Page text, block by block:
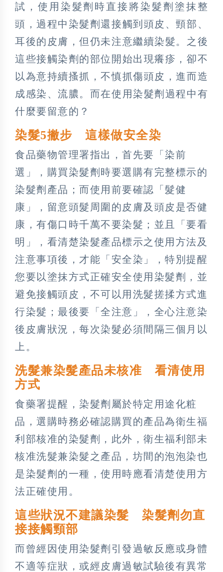
試，使用染髮劑時直接將染髮劑塗抹整
頭，過程中染髮劑還接觸到頭皮、頸部、
耳後的皮膚，但仍未注意繼續染髮。之後
這些接觸染劑的部位開始出現癢疹，卻不
以為意持續搔抓，不慎抓傷頭皮，進而造
成感染、流膿。而在使用染髮劑過程中有
什麼要留意的？
染髮5撇步 這樣做安全染
食品藥物管理署指出，首先要「染前
選」，購買染髮劑時要選購有完整標示的
染髮劑產品；而使用前要確認「髮健
康」，留意頭髮周圍的皮膚及頭皮是否健
康，有傷口時千萬不要染髮；並且「要看
明」，看清楚染髮產品標示之使用方法及
注意事項後，才能「安全染」，特別提醒
您要以塗抹方式正確安全使用染髮劑，並
避免接觸頭皮，不可以用洗髮搓揉方式進
行染髮；最後要「全注意」，全心注意染
後皮膚狀況，每次染髮必須間隔三個月以
上。
洗髮兼染髮產品未核准 看清使用
方式
食藥署提醒，染髮劑屬於特定用途化粧
品，選購時務必確認購買的產品為衛生福
利部核准的染髮劑，此外，衛生福利部未
核准洗髮兼染髮之產品，坊間的泡泡染也
是染髮劑的一種，使用時應看清楚使用方
法正確使用。
這些狀況不建議染髮 染髮劑勿直
接接觸頸部
而曾經因使用染髮劑引發過敏反應或身體
不適等症狀，或經皮膚過敏試驗後有異常